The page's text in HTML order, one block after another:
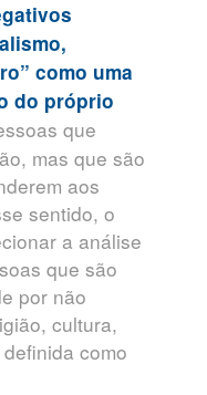
como uma
do próprio
que
mas que são
aos
sentido, o
a análise
que são
por não
cultura,
como